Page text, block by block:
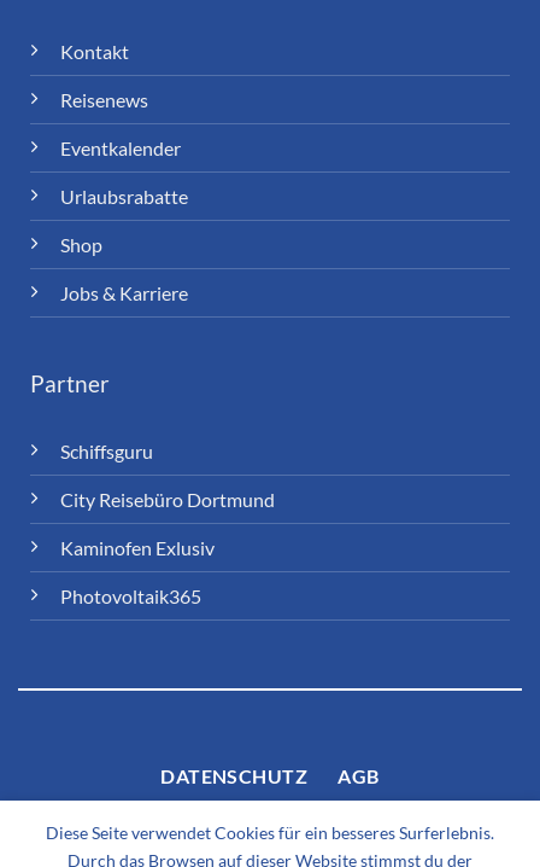
Kontakt
Reisenews
Eventkalender
Urlaubsrabatte
Shop
Jobs & Karriere
Partner
Schiffsguru
City Reisebüro Dortmund
Kaminofen Exlusiv
Photovoltaik365
DATENSCHUTZ AGB
Diese Seite verwendet Cookies für ein besseres Surferlebnis.
Durch das Browsen auf dieser Website stimmst du der